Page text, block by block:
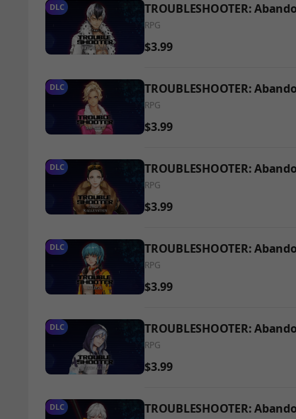
DLC TROUBLESHOOTER:
RPG
$3.99
DLC TROUBLESHOOTER:
RPG
$3.99
DLC TROUBLESHOOTER:
RPG
$3.99
DLC TROUBLESHOOTER:
RPG
$3.99
DLC TROUBLESHOOTER:
RPG
$3.99
DLC TROUBLESHOOTER: